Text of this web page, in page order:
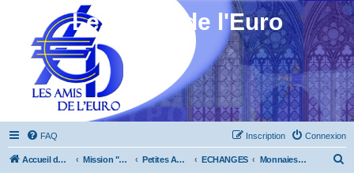
Les Amis de l'Euro
FAQ Connexion
Inscription
Accueil du forum Mission "Animation" Petites Annonces ECHANGES Monnaies circulantes